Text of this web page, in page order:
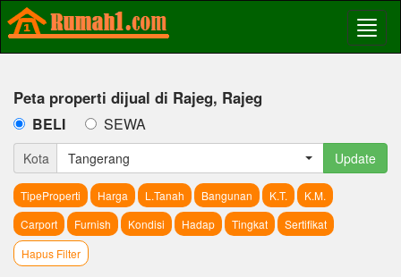
Peta properti dijual di Rajeg, Rajeg
BELI SEWA
Kota Tangerang Update
TipeProperti Harga L.Tanah Bangunan K.T.
K.M.
Carport
Furnish Kondisi Hadap Tingkat
Sertifikat
Hapus Filter